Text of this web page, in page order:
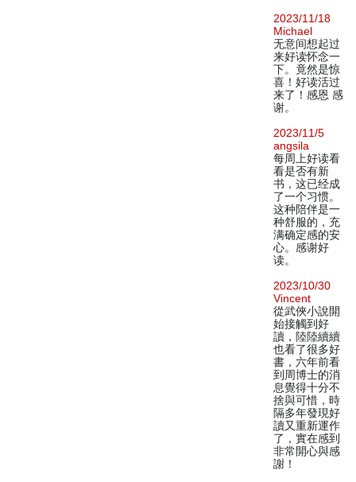
2023/11/18
Michael
无意间想起过
来好读怀念一
下。竟然是惊
喜！好读活过
来了！感恩 感
谢。
2023/11/5
angsila
每周上好读看
看是否有新
书，这已经成
了一个习惯。
这种陪伴是一
种舒服的，充
满确定感的安
心。感谢好
读。
2023/10/30
Vincent
從武俠小說開
始接觸到好
讀，陸陸續續
也看了很多好
書，六年前看
到周博士的消
息覺得十分不
捨與可惜，時
隔多年發現好
讀又重新運作
了，實在感到
非常開心與感
謝！